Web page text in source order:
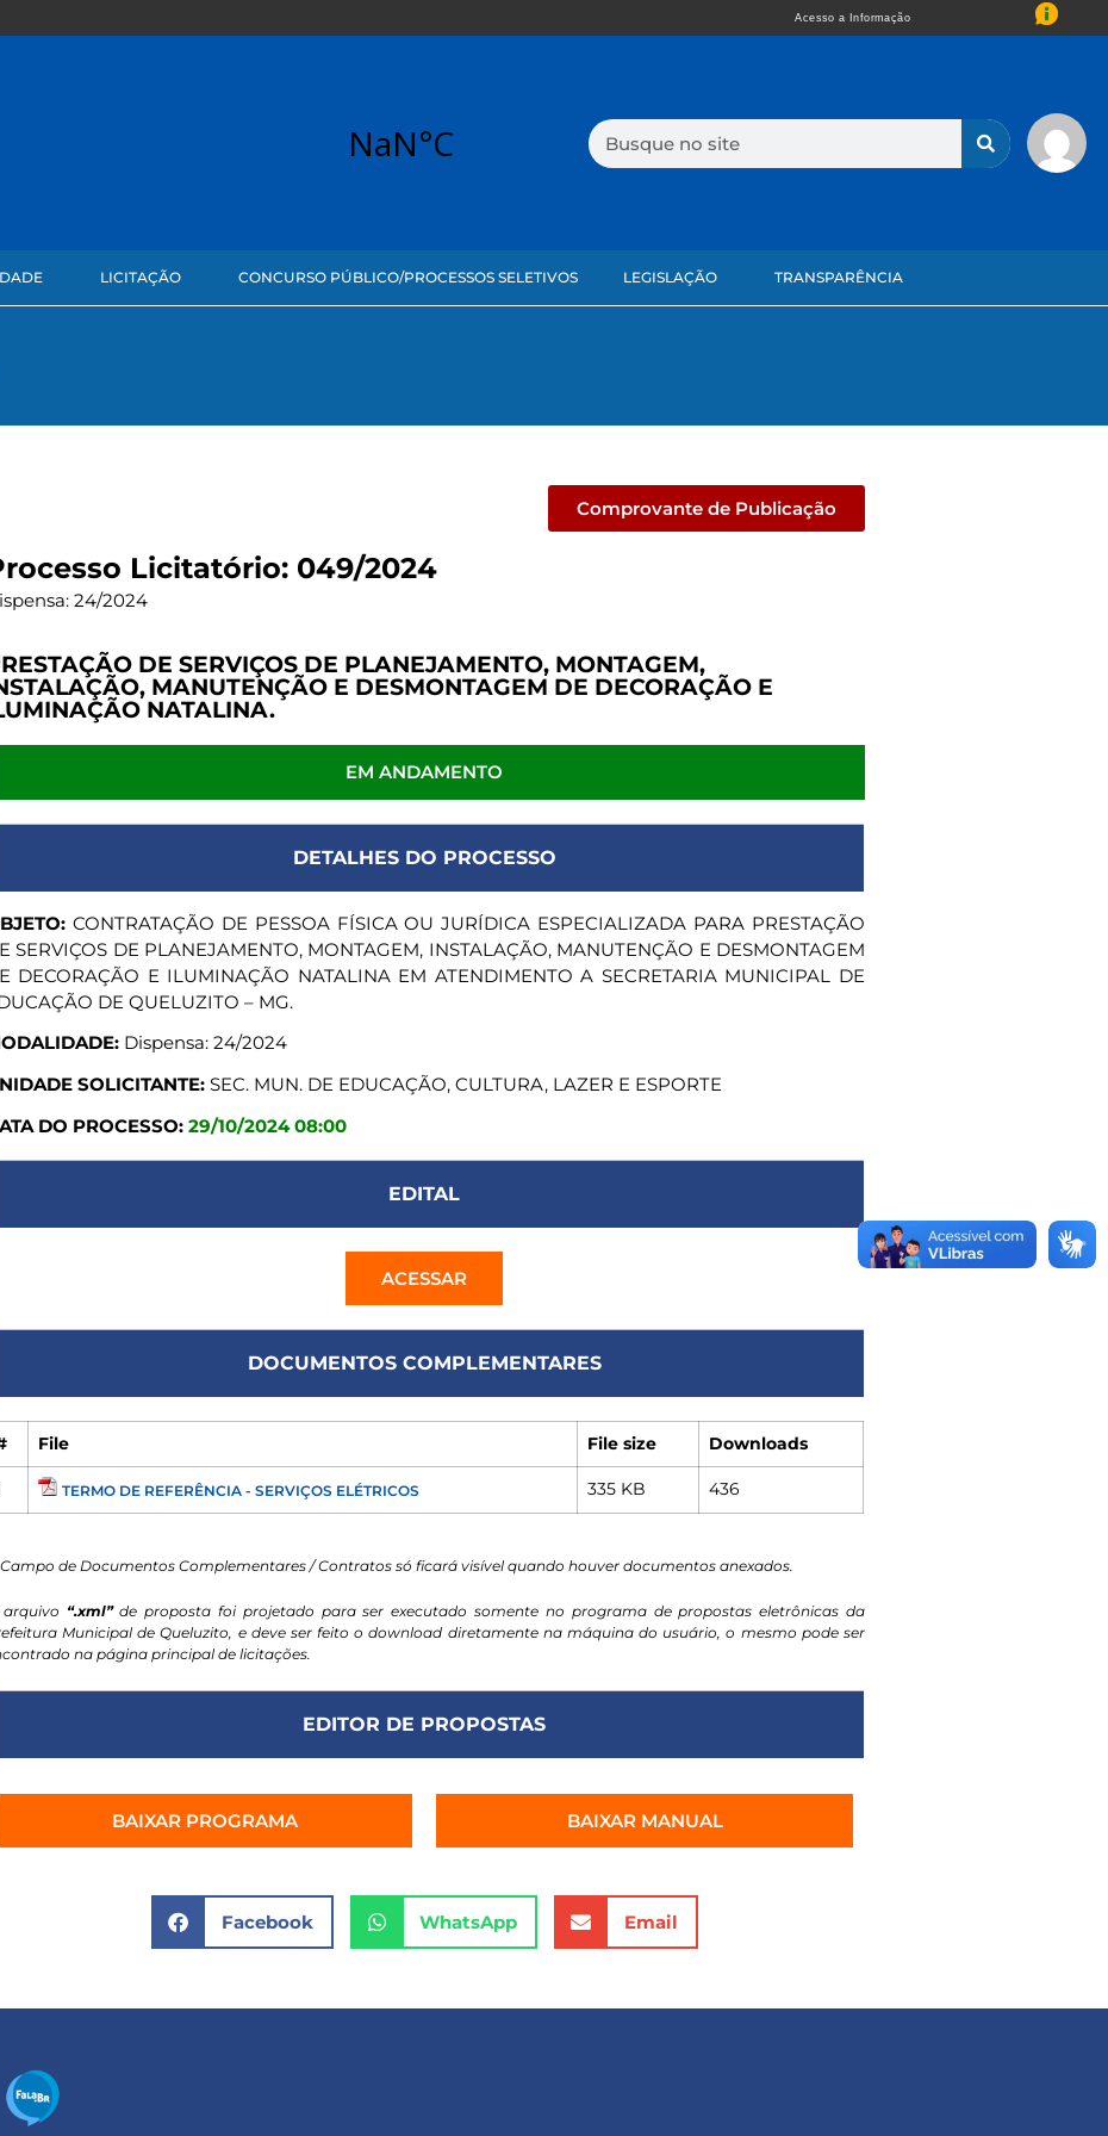
Acesso a Informação
LICITAÇÃO CONCURSO PÚBLICO/PROCESSOS SELETIVOS LEGISLAÇÃO TRANSPARÊNCIA
Comprovante de Publicação
Licitatório: 049/2024
24/2024
DE SERVIÇOS DE PLANEJAMENTO, MONTAGEM,
MANUTENÇÃO E DESMONTAGEM DE DECORAÇÃO E
NATALINA.
EM ANDAMENTO
DETALHES DO PROCESSO
CONTRATAÇÃO DE PESSOA FÍSICA OU JURÍDICA ESPECIALIZADA PARA PRESTAÇÃO
SERVIÇOS DE PLANEJAMENTO, MONTAGEM, INSTALAÇÃO, MANUTENÇÃO E DESMONTAGEM
DECORAÇÃO E ILUMINAÇÃO NATALINA EM ATENDIMENTO A SECRETARIA MUNICIPAL DE
DE QUELUZITO – MG.
Dispensa: 24/2024
SOLICITANTE:SEC. MUN. DE EDUCAÇÃO, CULTURA, LAZER E ESPORTE
DO PROCESSO:29/10/2024 08:00
EDITAL
ACESSAR
DOCUMENTOS COMPLEMENTARES
File File size Downloads
TERMO DE REFERÊNCIA - SERVIÇOS ELÉTRICOS 335 KB 436
de Documentos Complementares / Contratos só ficará visível quando houver documentos anexados.
“.xml”de proposta foi projetado para ser executado somente no programa de propostas eletrônicas da
Municipal de Queluzito, e deve ser feito o download diretamente na máquina do usuário, o mesmo pode ser
na página principal de licitações.
EDITOR DE PROPOSTAS
BAIXAR PROGRAMA BAIXAR MANUAL
Facebook WhatsApp Email